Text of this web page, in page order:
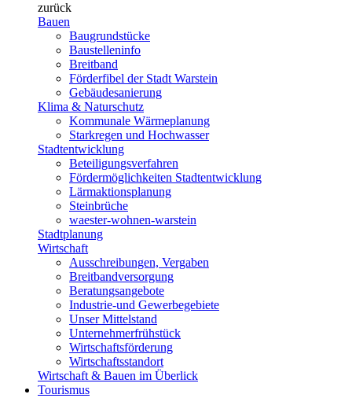
zurück
Bauen
Baugrundstücke
Baustelleninfo
Breitband
Förderfibel der Stadt Warstein
Gebäudesanierung
Klima & Naturschutz
Kommunale Wärmeplanung
Starkregen und Hochwasser
Stadtentwicklung
Beteiligungsverfahren
Fördermöglichkeiten Stadtentwicklung
Lärmaktionsplanung
Steinbrüche
waester-wohnen-warstein
Stadtplanung
Wirtschaft
Ausschreibungen, Vergaben
Breitbandversorgung
Beratungsangebote
Industrie-und Gewerbegebiete
Unser Mittelstand
Unternehmerfrühstück
Wirtschaftsförderung
Wirtschaftsstandort
Wirtschaft & Bauen im Überlick
Tourismus